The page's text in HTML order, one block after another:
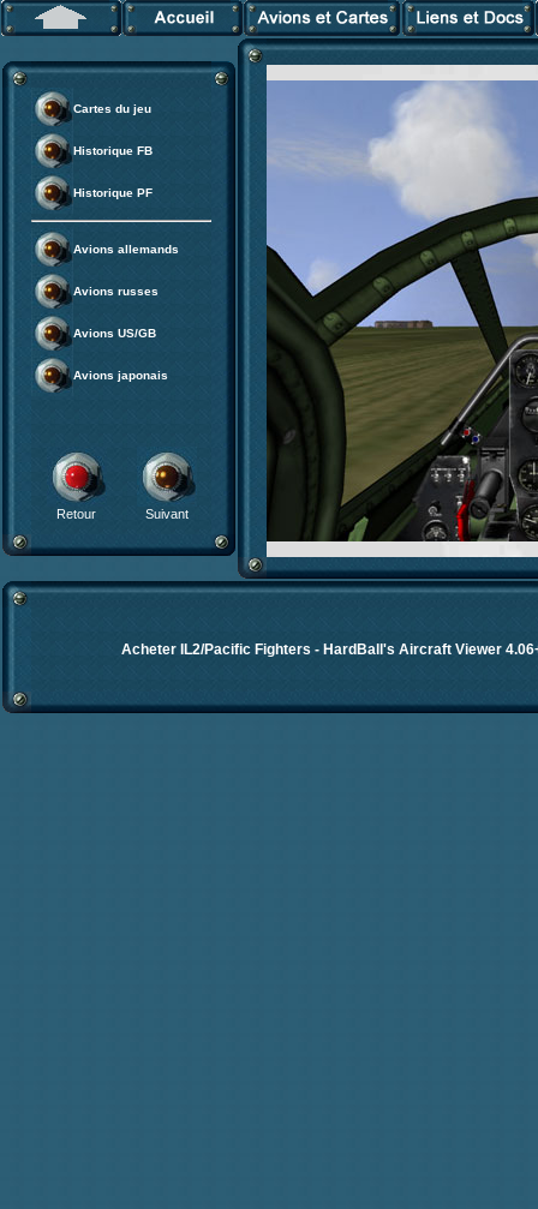
Cartes du jeu
Historique FB
Historique PF
Avions allemands
Avions russes
Avions US/GB
Avions japonais
Retour Suivant
Acheter IL2/Pacific Fighters - HardBall's Aircraft Viewer